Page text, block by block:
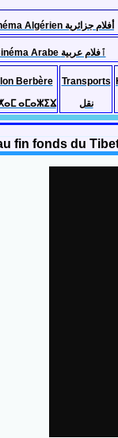
Cinéma Algérien أفلام جزائرية
Cinéma Arabe ٱفلام عربية
Berbère
ⴰⵎⴰⵣⵉⴴ
Transports
نقل
fin fonds du